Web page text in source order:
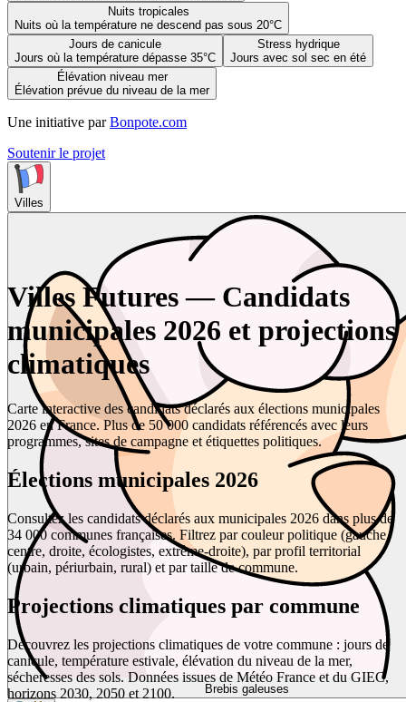
Nuits tropicales
Nuits où la température ne descend pas sous 20°C
Jours de canicule
Jours où la température dépasse 35°C
Stress hydrique
Jours avec sol sec en été
Élévation niveau mer
Élévation prévue du niveau de la mer
Une initiative par Bonpote.com
Soutenir le projet
Villes
Brebis galeuses
Villes Futures — Candidats
municipales 2026 et projections
climatiques
Carte interactive des candidats déclarés aux élections municipales
2026 en France. Plus de 50 000 candidats référencés avec leurs
programmes, sites de campagne et étiquettes politiques.
Élections municipales 2026
Consultez les candidats déclarés aux municipales 2026 dans plus de
34 000 communes françaises. Filtrez par couleur politique (gauche,
centre, droite, écologistes, extrême-droite), par profil territorial
(urbain, périurbain, rural) et par taille de commune.
Projections climatiques par commune
Découvrez les projections climatiques de votre commune : jours de
canicule, température estivale, élévation du niveau de la mer,
sécheresses des sols. Données issues de Météo France et du GIEC,
horizons 2030, 2050 et 2100.